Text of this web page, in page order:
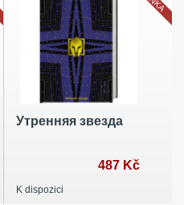
Утренняя звезда
487 Kč
K dispozici